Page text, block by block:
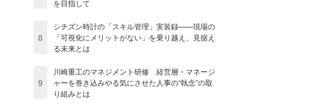
を目指して
8
シチズン時計の「スキル管理」実装録——現場の
「可視化にメリットがない」を乗り越え、見据え
る未来とは
9
川崎重工のマネジメント研修 経営層・マネージ
ャーを巻き込みやる気にさせた人事の“執念”の取
り組みとは